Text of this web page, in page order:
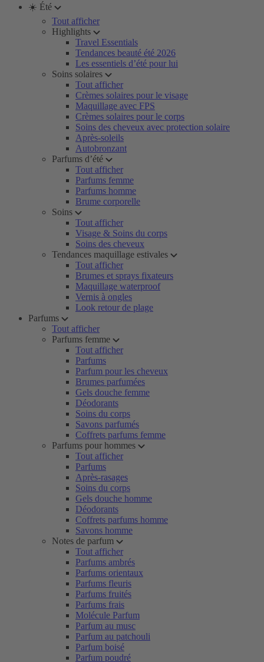
☀️ Été
Tout afficher
Highlights
Travel Essentials
Tendances beauté été 2026
Les essentiels d’été pour lui
Soins solaires
Tout afficher
Crèmes solaires pour le visage
Maquillage avec FPS
Crèmes solaires pour le corps
Soins des cheveux avec protection solaire
Après-soleils
Autobronzant
Parfums d’été
Tout afficher
Parfums femme
Parfums homme
Brume corporelle
Soins
Tout afficher
Visage & Soins du corps
Soins des cheveux
Tendances maquillage estivales
Tout afficher
Brumes et sprays fixateurs
Maquillage waterproof
Vernis à ongles
Look retour de plage
Parfums
Tout afficher
Parfums femme
Tout afficher
Parfums
Parfum pour les cheveux
Brumes parfumées
Gels douche femme
Déodorants
Soins du corps
Savons parfumés
Coffrets parfums femme
Parfums pour hommes
Tout afficher
Parfums
Après-rasages
Soins du corps
Gels douche homme
Déodorants
Coffrets parfums homme
Savons homme
Notes de parfum
Tout afficher
Parfums ambrés
Parfums orientaux
Parfums fleuris
Parfums fruités
Parfums frais
Molécule Parfum
Parfum au musc
Parfum au patchouli
Parfum boisé
Parfum poudré